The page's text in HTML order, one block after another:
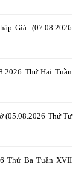
Giá (07.08.2026
Thứ Hai Tuần
(05.08.2026 Thứ Tư
Thứ Ba Tuần XVII